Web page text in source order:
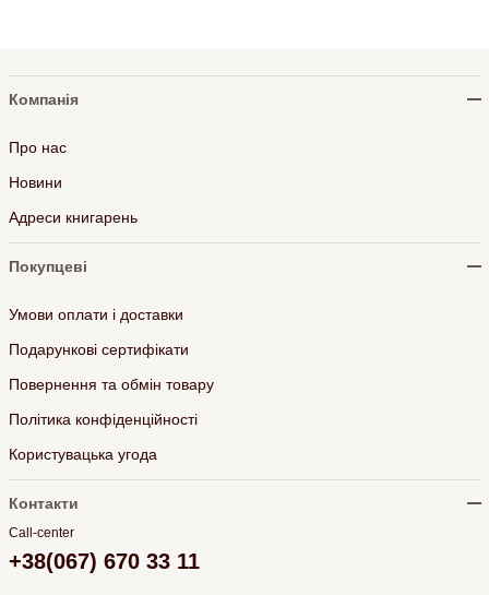
Компанія
Про нас
Новини
Адреси книгарень
Покупцеві
Умови оплати і доставки
Подарункові сертифікати
Повернення та обмін товару
Політика конфіденційності
Користувацька угода
Контакти
Call-center
+38(067) 670 33 11